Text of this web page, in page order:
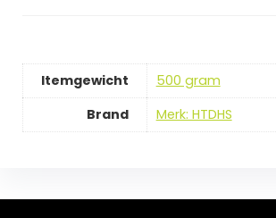
Itemgewicht
‎500 gram
Brand
Merk: HTDHS